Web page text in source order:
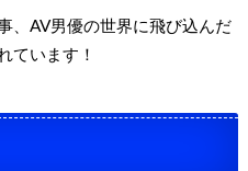
、AV男優の世界に飛び込んだ
ています！